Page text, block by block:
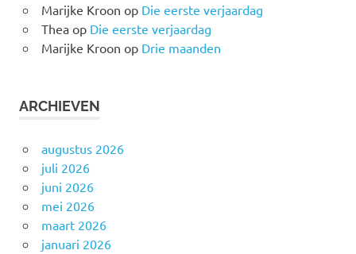
Marijke Kroon op Die eerste verjaardag
Theaop Die eerste verjaardag
Marijke Kroon op Drie maanden
ARCHIEVEN
augustus 2026
juli 2026
juni 2026
mei 2026
maart 2026
januari 2026